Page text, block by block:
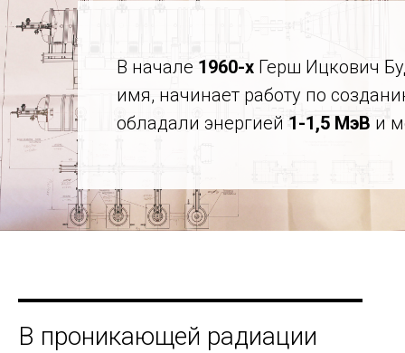
В начале 1960-х Герш Ицкович
имя, начинает работу по
обладали энергией 1-1,5 МэВ и
В проникающей радиации